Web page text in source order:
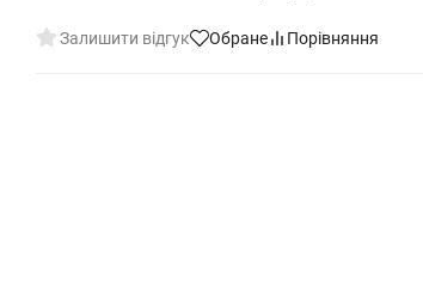
Залишити відгук Обране Порівняння